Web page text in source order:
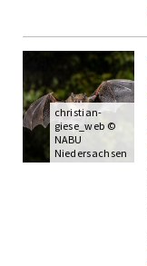
christian-
giese_web ©
NABU
Niedersachsen